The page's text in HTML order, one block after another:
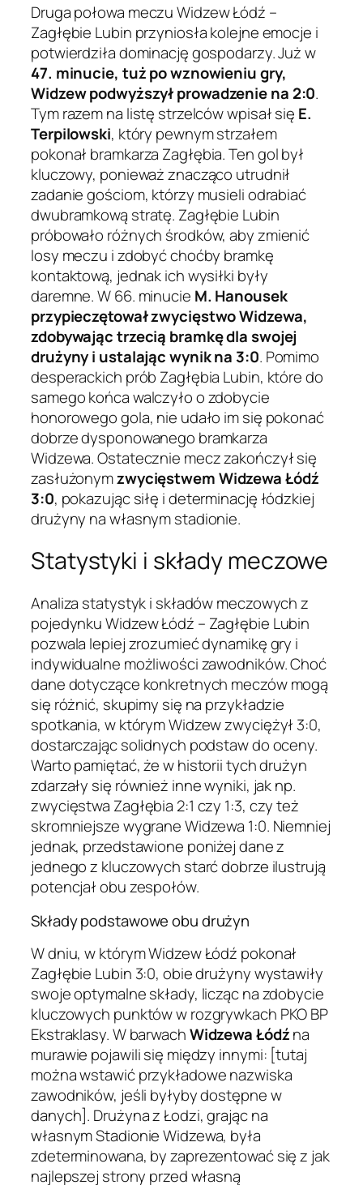
Druga połowa meczu Widzew Łódź –
Zagłębie Lubin przyniosła kolejne emocje i
potwierdziła dominację gospodarzy. Już w
47. minucie, tuż po wznowieniu gry,
Widzew podwyższył prowadzenie na 2:0.
Tym razem na listę strzelców wpisał się E.
Terpilowski, który pewnym strzałem
pokonał bramkarza Zagłębia. Ten gol był
kluczowy, ponieważ znacząco utrudnił
zadanie gościom, którzy musieli odrabiać
dwubramkową stratę. Zagłębie Lubin
próbowało różnych środków, aby zmienić
losy meczu i zdobyć choćby bramkę
kontaktową, jednak ich wysiłki były
daremne. W 66. minucie M. Hanousek
przypieczętował zwycięstwo Widzewa,
zdobywając trzecią bramkę dla swojej
drużyny i ustalając wynik na 3:0. Pomimo
desperackich prób Zagłębia Lubin, które do
samego końca walczyło o zdobycie
honorowego gola, nie udało im się pokonać
dobrze dysponowanego bramkarza
Widzewa. Ostatecznie mecz zakończył się
zasłużonymzwycięstwem Widzewa Łódź
3:0, pokazując siłę i determinację łódzkiej
drużyny na własnym stadionie.
Statystyki i składy meczowe
Analiza statystyk i składów meczowych z
pojedynku Widzew Łódź – Zagłębie Lubin
pozwala lepiej zrozumieć dynamikę gry i
indywidualne możliwości zawodników. Choć
dane dotyczące konkretnych meczów mogą
się różnić, skupimy się na przykładzie
spotkania, w którym Widzew zwyciężył 3:0,
dostarczając solidnych podstaw do oceny.
Warto pamiętać, że w historii tych drużyn
zdarzały się również inne wyniki, jak np.
zwycięstwa Zagłębia 2:1 czy 1:3, czy też
skromniejsze wygrane Widzewa 1:0. Niemniej
jednak, przedstawione poniżej dane z
jednego z kluczowych starć dobrze ilustrują
potencjał obu zespołów.
Składy podstawowe obu drużyn
W dniu, w którym Widzew Łódź pokonał
Zagłębie Lubin 3:0, obie drużyny wystawiły
swoje optymalne składy, licząc na zdobycie
kluczowych punktów w rozgrywkach PKO BP
Ekstraklasy. W barwachWidzewa Łódźna
murawie pojawili się między innymi: [tutaj
można wstawić przykładowe nazwiska
zawodników, jeśli byłyby dostępne w
danych]. Drużyna z Łodzi, grając na
własnym Stadionie Widzewa, była
zdeterminowana, by zaprezentować się z jak
najlepszej strony przed własną